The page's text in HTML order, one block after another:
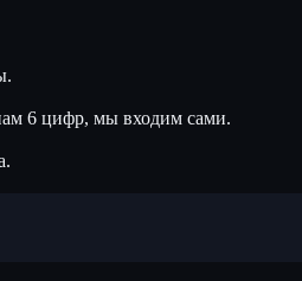
6 цифр, мы входим сами.